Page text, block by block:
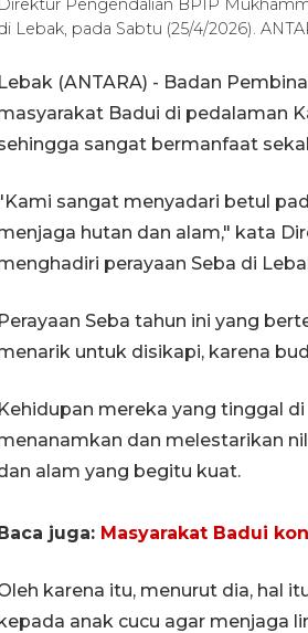
Direktur Pengendalian BPIP
Lebak, pada Sabtu (25/4/2026).
Lebak (ANTARA) - Badan
Badui di pedalaman
sangat bermanfaat
sangat menyadari betul
hutan dan alam," kata
perayaan Seba di
Perayaan Seba tahun ini yang
untuk disikapi, karena
Kehidupan mereka yang tinggal
dan melestarikan
alam yang begitu kuat.
juga: Masyarakat Badui
karena itu, menurut dia, hal
anak cucu agar menjaga